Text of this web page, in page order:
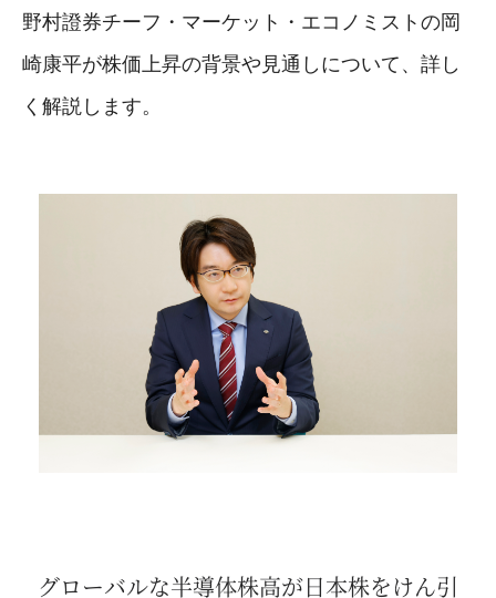
野村證券チーフ・マーケット・エコノミストの岡
崎康平が株価上昇の背景や見通しについて、詳し
く解説します。
グローバルな半導体株高が日本株をけん引